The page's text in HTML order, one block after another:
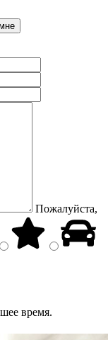
Пожалуйста,
время.